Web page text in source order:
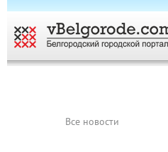
Все новости